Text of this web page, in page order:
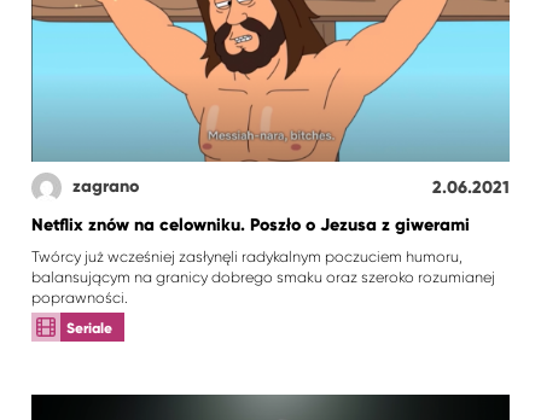
zagrano
2.06.2021
Netflix znów na celowniku. Poszło o Jezusa z giwerami
Twórcy już wcześniej zasłynęli radykalnym poczuciem humoru,
balansującym na granicy dobrego smaku oraz szeroko rozumianej
poprawności.
Seriale